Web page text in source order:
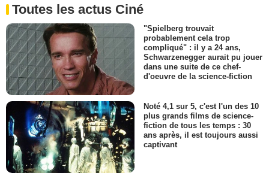
Toutes les actus Ciné
"Spielberg trouvait
probablement cela trop
compliqué" : il y a 24 ans,
Schwarzenegger aurait pu jouer
dans une suite de ce chef-
d'oeuvre de la science-fiction
Noté 4,1 sur 5, c'est l'un des 10
plus grands films de science-
fiction de tous les temps : 30
ans après, il est toujours aussi
captivant